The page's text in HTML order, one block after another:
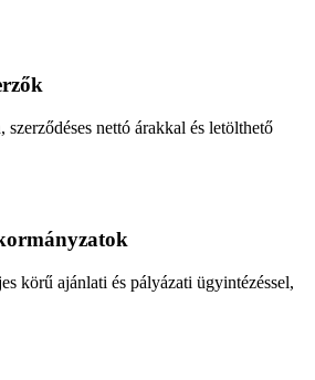
nettó árakkal és letölthető
körű ajánlati és pályázati ügyintézéssel,